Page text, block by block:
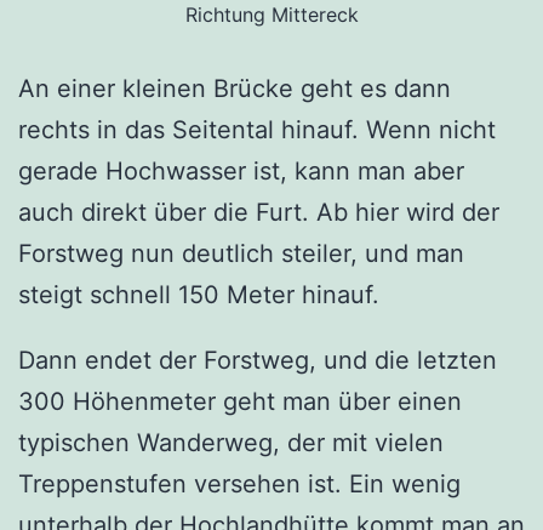
Richtung Mittereck
An einer kleinen Brücke geht es dann
rechts in das Seitental hinauf. Wenn nicht
gerade Hochwasser ist, kann man aber
auch direkt über die Furt. Ab hier wird der
Forstweg nun deutlich steiler, und man
steigt schnell 150 Meter hinauf.
Dann endet der Forstweg, und die letzten
300 Höhenmeter geht man über einen
typischen Wanderweg, der mit vielen
Treppenstufen versehen ist. Ein wenig